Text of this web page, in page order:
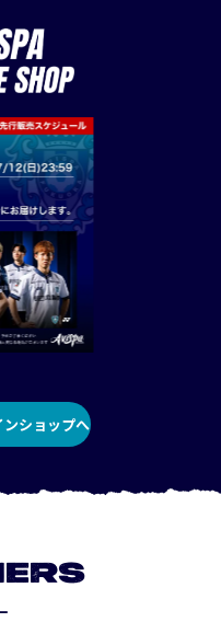
ショップへ